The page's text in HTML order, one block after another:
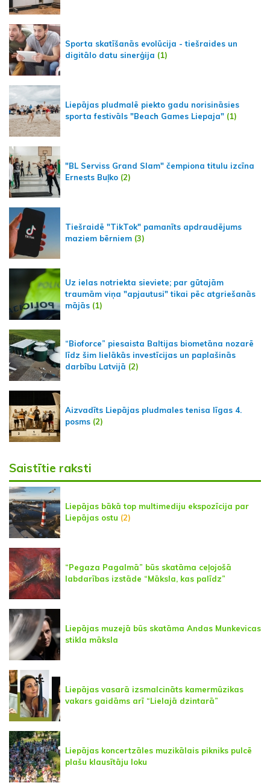
Sporta skatīšanās evolūcija - tiešraides un
digitālo datu sinerģija (1)
Liepājas pludmalē piekto gadu norisināsies
sporta festivāls "Beach Games Liepaja" (1)
"BL Serviss Grand Slam" čempiona titulu izcīna
Ernests Buļko (2)
Tiešraidē "TikTok" pamanīts apdraudējums
maziem bērniem (3)
Uz ielas notriekta sieviete; par gūtajām
traumām viņa "apjautusi" tikai pēc atgriešanās
mājās (1)
“Bioforce” piesaista Baltijas biometāna nozarē
līdz šim lielākās investīcijas un paplašinās
darbību Latvijā (2)
Aizvadīts Liepājas pludmales tenisa līgas 4.
posms (2)
Saistītie raksti
Liepājas bākā top multimediju ekspozīcija par
Liepājas ostu (2)
“Pegaza Pagalmā” būs skatāma ceļojošā
labdarības izstāde “Māksla, kas palīdz”
Liepājas muzejā būs skatāma Andas Munkevicas
stikla māksla
Liepājas vasarā izsmalcināts kamermūzikas
vakars gaidāms arī “Lielajā dzintarā”
Liepājas koncertzāles muzikālais pikniks pulcē
plašu klausītāju loku